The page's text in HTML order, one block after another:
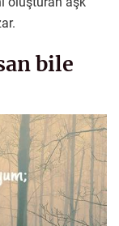
bile